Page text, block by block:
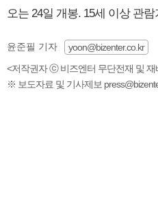
오는 24일 개봉. 15세 이상 관
윤준필 기자
yoon@bizenter.co.kr
<저작권자 ⓒ 비즈엔터 무단전재 및 재
※ 보도자료 및 기사제보